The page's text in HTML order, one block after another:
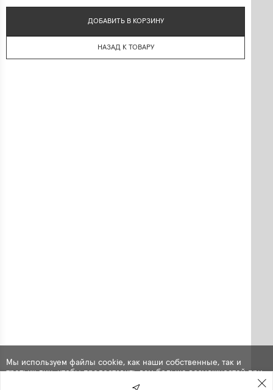
ДОБАВИТЬ В КОРЗИНУ
НАЗАД К ТОВАРУ
Мы используем файлы cookie, как наши собственные, так и
третьих лиц, чтобы предоставить вам больше возможностей при
использовании сайта. Продолжая навигацию по сайту, вы